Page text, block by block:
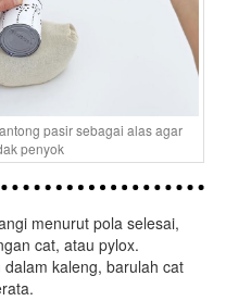
pasir sebagai alas agar
penyok
menurut pola selesai,
cat, atau pylox.
kaleng, barulah cat